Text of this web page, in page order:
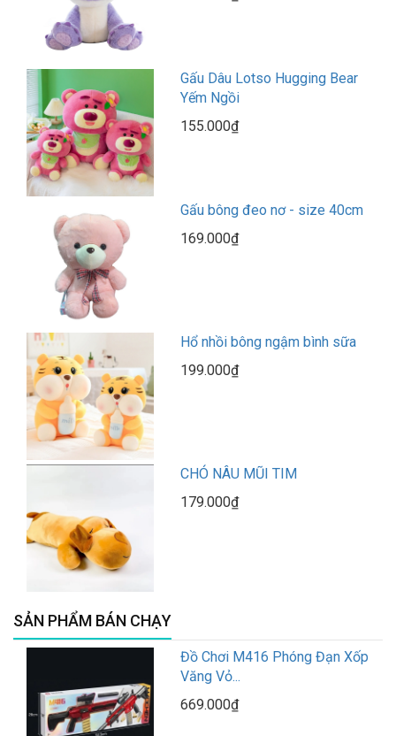
Gấu Dâu Lotso Hugging Bear
Yếm Ngồi
155.000₫
Gấu bông đeo nơ - size 40cm
169.000₫
Hổ nhồi bông ngậm bình sữa
199.000₫
CHÓ NÂU MŨI TIM
179.000₫
SẢN PHẨM BÁN CHẠY
Đồ Chơi M416 Phóng Đạn Xốp
Văng Vỏ...
669.000₫